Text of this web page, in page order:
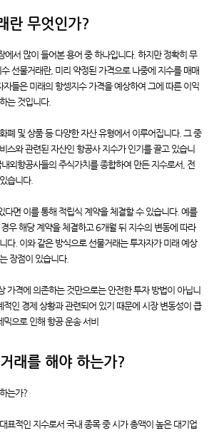
란 무엇인가?
에서 많이 들어본 용어 중 하나입니다. 하지만 정확히 무
선물거래란, 미리 약정된 가격으로 나중에 지수를 매매
들은 미래의 항셍지수 가격을 예상하여 그에 따른 이익
는 것입니다.
폐 및 상품 등 다양한 자산 유형에서 이루어집니다. 그 중
스와 관련된 자산인 항공사 지수가 인기를 끌고 있습니
외항공사들의 주식가치를 종합하여 만든 지수로서, 전
습니다.
다면 이를 통해 적립식 계약을 체결할 수 있습니다. 예를
우 해당 계약을 체결하고 6개월 뒤 지수의 변동에 따라
다. 이와 같은 방식으로 선물거래는 투자자가 미래 예상
장점이 있습니다.
가격에 의존하는 것만으로는 안전한 투자 방법이 아닙니
인 경제 상황과 관련되어 있기 때문에 시장 변동성이 큽
으로 인해 항공 운송 서비
래를 해야 하는가?
는가?
표적인 지수로서 국내 종목 중 시가 총액이 높은 대기업